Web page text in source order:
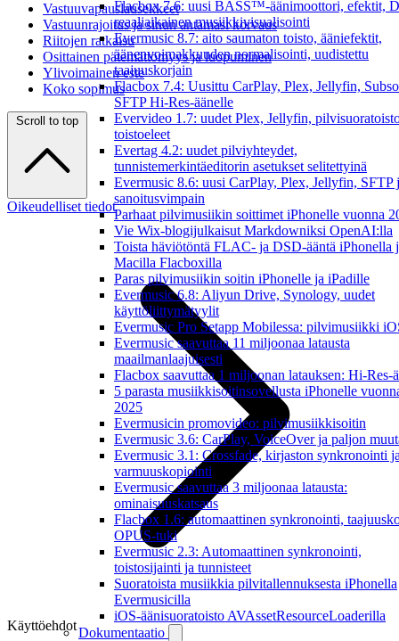
Flacbox 7.6: uusi BASS™-äänimoottori, efektit,
reaaliaikainen musiikkivisualisointi
Evermusic 8.7: aito saumaton toisto, ääniefektit,
äänenvoimakkuuden normalisointi, uudistettu
taajuuskorjain
Flacbox 7.4: Uusittu CarPlay, Plex, Jellyfin,
SFTP Hi-Res-äänelle
Evervideo 1.7: uudet Plex, Jellyfin,
toistoeleet
Evertag 4.2: uudet pilviyhteydet,
tunnistemerkintäeditorin asetukset selitettyinä
Evermusic 8.6: uusi CarPlay, Plex, Jellyfin, SFTP
sanoitusvimpain
Parhaat pilvimusiikin soittimet iPhonelle vuonna
Vie Wix-blogijulkaisut Markdowniksi OpenAI:lla
Toista häviötöntä FLAC- ja DSD-ääntä iPhonella
Macilla Flacboxilla
Paras pilvimusiikin soitin iPhonelle ja iPadille
Evermusic 6.8: Aliyun Drive, Synology, uudet
käyttöliittymätyylit
Evermusic Pro Setapp Mobilessa: pilvimusiikki
Evermusic saavuttaa 11 miljoonaa latausta
maailmanlaajuisesti
Flacbox saavuttaa 1 miljoonan latauksen: Hi-Res-
5 parasta musiikkisoitinsovellusta iPhonelle
2025
Evermusicin promovideo: pilvimusiikkisoitin
Evermusic 3.6: CarPlay, VoiceOver ja paljon
Evermusic 3.1: Crossfade, kirjaston synkronointi
varmuuskopiointi
Evermusic saavuttaa 3 miljoonaa latausta:
ominaisuuskatsaus
Flacbox 1.6: automaattinen synkronointi,
OPUS-tuki
Evermusic 2.3: Automaattinen synkronointi,
toistosijainti ja tunnisteet
Suoratoista musiikkia pilvitallennuksesta iPhonella
Evermusicilla
iOS-äänisuoratoisto AVAssetResourceLoaderilla
Dokumentaatio
Vastuuvapauslausekkeet
Vastuunrajoitus ja sinun antamasi korvaus
Riitojen ratkaisu
Osittainen pätemättömyys ja luopuminen
Ylivoimainen este
Koko sopimus
Scroll to top
Oikeudelliset tiedot
Käyttöehdot